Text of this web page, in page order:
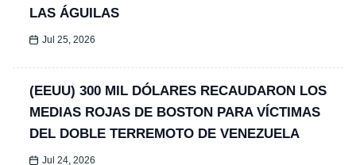
LAS ÁGUILAS
Jul 25, 2026
(EEUU) 300 MIL DÓLARES RECAUDARON LOS
MEDIAS ROJAS DE BOSTON PARA VÍCTIMAS
DEL DOBLE TERREMOTO DE VENEZUELA
Jul 24, 2026